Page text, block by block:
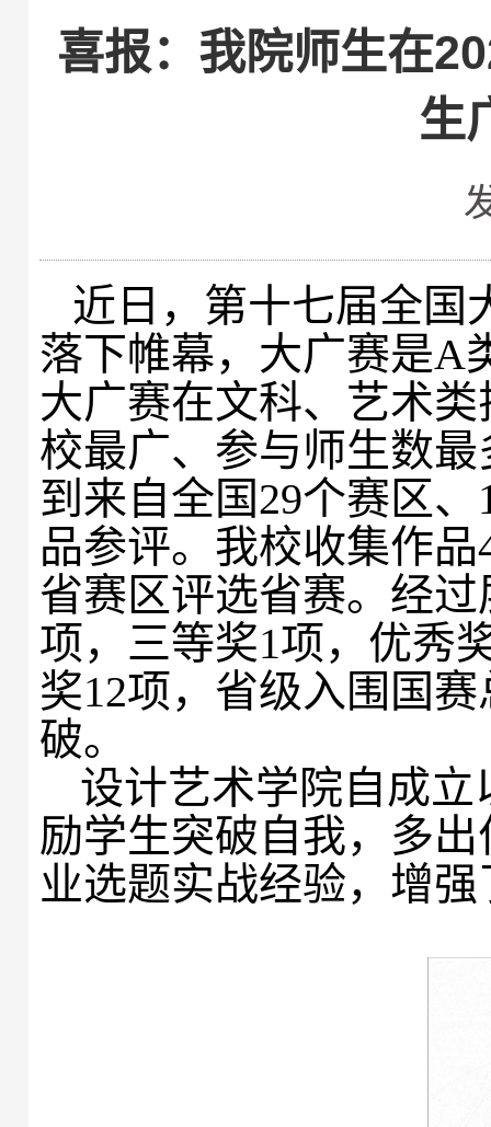
喜报：我院师生在
生
近日，第十七届全国
落下帷幕，大广赛是A
大广赛在文科、艺术
校最广、参与师生数
到来自全国29个赛区
品参评。我校收集作品
省赛区评选省赛。经
项， 三等奖1项， 优秀
奖12项，省级入围国赛
破。
设计艺术学院自成立
励学生突破自我，多
业选题实战经验，增